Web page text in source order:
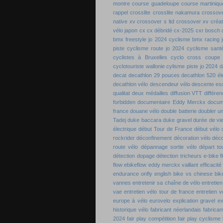
montre course guadeloupe course
rappel crosslite crosslite nakamura
native xv crossover s ltd crossover xv
vélo japon cx cx débridé cx-2025 cxr bosch
bmx freestyle jo 2024 cyclisme bmx racing
piste cyclisme route jo 2024 cyclisme
cyclistes à Bruxelles
cyclo cross coupe
cyclotouriste wallonie cylisme piste jo 2024
decat decathlon 29 pouces decathlon 520
decathlon vélo descendeur vélo descente
qualitat deux médailles diffusion VTT
forbidden documentaire Eddy Merckx
france douane vélo double batterie doubler
Tadej duke baccara duke gravel durée de
électrique début Tour de France début vélo
rockrider déconfinement décoration vélo
route vélo dépannage sortie vélo départ
détection dopage détection tricheurs e-bike
flow ebikeflow eddy merckx vaillant efficacité
endurance onfly english bike vs chinese
vannes entretenir sa chaîne de vélo
vae entretien vélo tour de france entretien
europe à vélo eurovelo explication gravel
historique vélo fabricant néerlandais
2024 fair play compétition fair play cyclisme